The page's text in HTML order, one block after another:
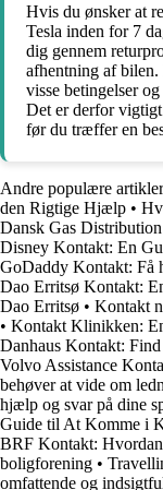
Hvis du ønsker at
Tesla inden for 7
dig gennem
afhentning af
visse betingelser
Det er derfor
før du træffer en
Andre populære
den Rigtige Hjælp •
Dansk Gas Distribution
Disney Kontakt: En
GoDaddy Kontakt: Få
Dao Erritsø Kontakt:
Dao Erritsø • Kontakt
• Kontakt Klinikken:
Danhaus Kontakt:
Volvo Assistance
behøver at vide om
hjælp og svar på dine
Guide til At Komme i
BRF Kontakt:
boligforening •
omfattende og